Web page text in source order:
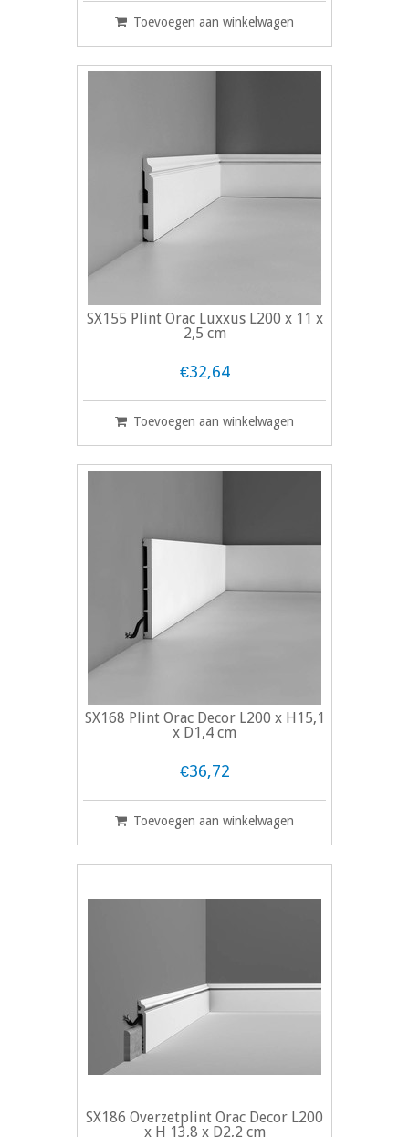
Toevoegen aan winkelwagen
SX155 Plint Orac Luxxus L200 x 11 x
2,5 cm
€32,64
Toevoegen aan winkelwagen
SX168 Plint Orac Decor L200 x H15,1
x D1,4 cm
€36,72
Toevoegen aan winkelwagen
SX186 Overzetplint Orac Decor L200
x H 13,8 x D2,2 cm